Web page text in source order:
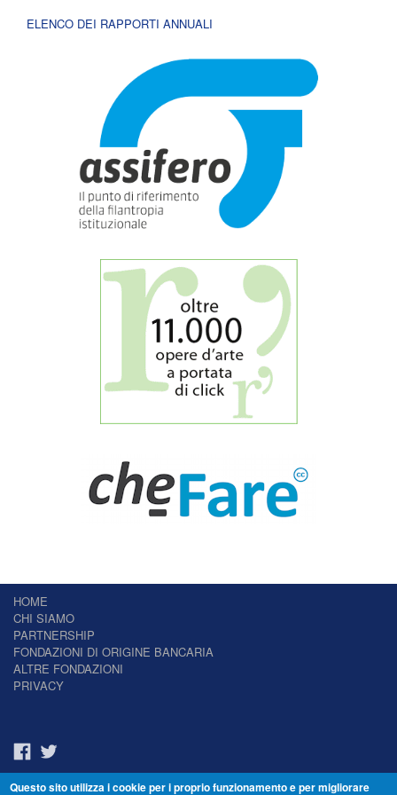
ELENCO DEI RAPPORTI ANNUALI
HOME
CHI SIAMO
PARTNERSHIP
FONDAZIONI DI ORIGINE BANCARIA
ALTRE FONDAZIONI
PRIVACY
Il Giornale delle Fondazioni - Periodico telematico
Questo sito utilizza i cookie per i proprio funzionamento e per migliorare